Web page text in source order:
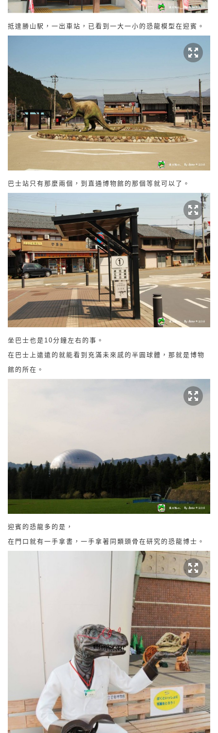
抵達勝山駅，一出車站，已看到一大一小的恐龍模型在迎賓。
巴士站只有那麼兩個，到直通博物館的那個等就可以了。
坐巴士也是10分鐘左右的事。
在巴士上遠遠的就能看到充滿未來感的半圓球體，那就是博物
館的所在。
迎賓的恐龍多的是，
在門口就有一手拿書，一手拿著同類頭骨在研究的恐龍博士。